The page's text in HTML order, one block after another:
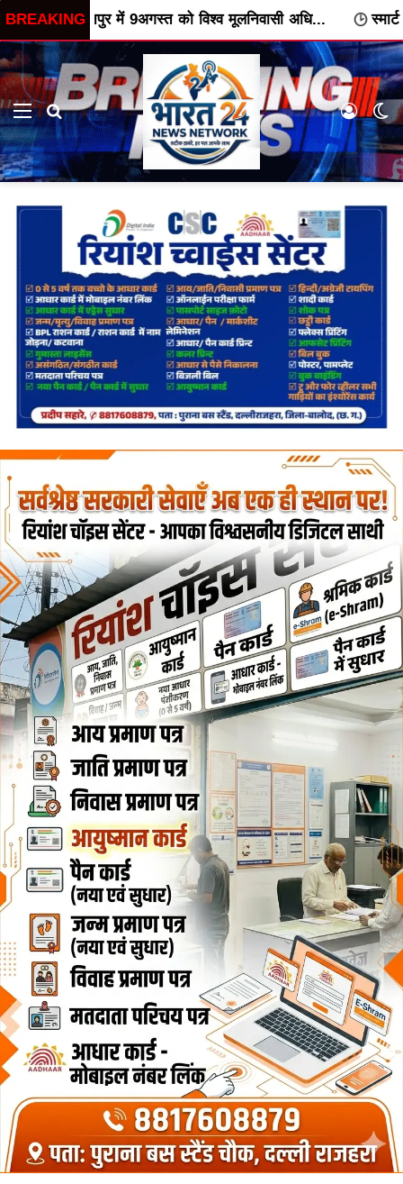
BREAKING
में 9अगस्त को विश्व मूलनिवासी अधि... स्मार्ट मीटर के विरोध
MenuSearch for Log In